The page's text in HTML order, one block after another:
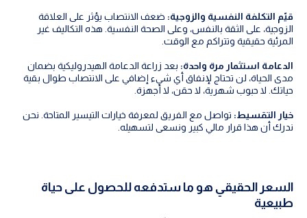
قيّم التكلفة النفسية والزوجية: ضعف الانتصاب يؤثر على العلاقة
الزوجية، على الثقة بالنفس، وعلى الصحة النفسية. هذه التكاليف غير
المرئية حقيقية وتتراكم مع الوقت.
الدعامة استثمار مرة واحدة: بعد زراعة الدعامة الهيدروليكية بضمان
مدى الحياة، لن تحتاج لإنفاق أي شيء إضافي على الانتصاب طوال بقية
حياتك. لا حبوب شهرية، لا حقن، لا أجهزة.
خيار التقسيط: تواصل مع الفريق لمعرفة خيارات التيسير المتاحة. نحن
ندرك أن هذا قرار مالي كبير ونسعى لتسهيله.
السعر الحقيقي هو ما ستدفعه للحصول على حياة
طبيعية